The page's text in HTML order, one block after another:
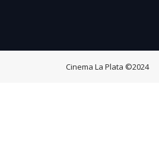
Cinema La Plata ©2024